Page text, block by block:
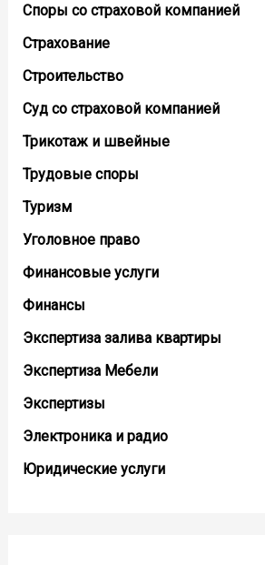
Споры со страховой компанией
Страхование
Строительство
Суд со страховой компанией
Трикотаж и швейные
Трудовые споры
Туризм
Уголовное право
Финансовые услуги
Финансы
Экспертиза залива квартиры
Экспертиза Мебели
Экспертизы
Электроника и радио
Юридические услуги